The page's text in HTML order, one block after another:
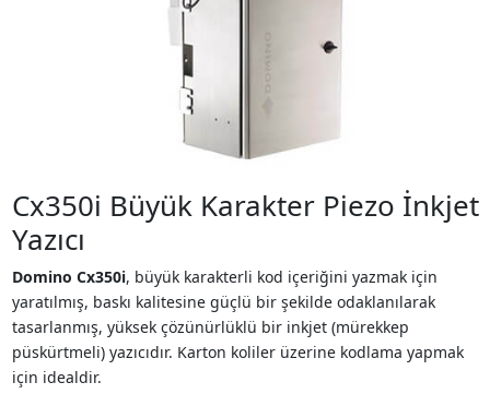
Cx350i Büyük Karakter Piezo İnkjet
Yazıcı
Domino Cx350i, büyük karakterli kod içeriğini yazmak için
yaratılmış, baskı kalitesine güçlü bir şekilde odaklanılarak
tasarlanmış, yüksek çözünürlüklü bir inkjet (mürekkep
püskürtmeli) yazıcıdır. Karton koliler üzerine kodlama yapmak
için idealdir.